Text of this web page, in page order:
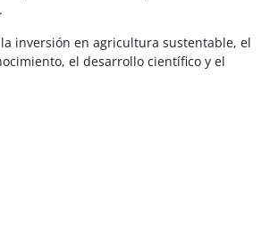
inversión en agricultura sustentable, el
el desarrollo científico y el